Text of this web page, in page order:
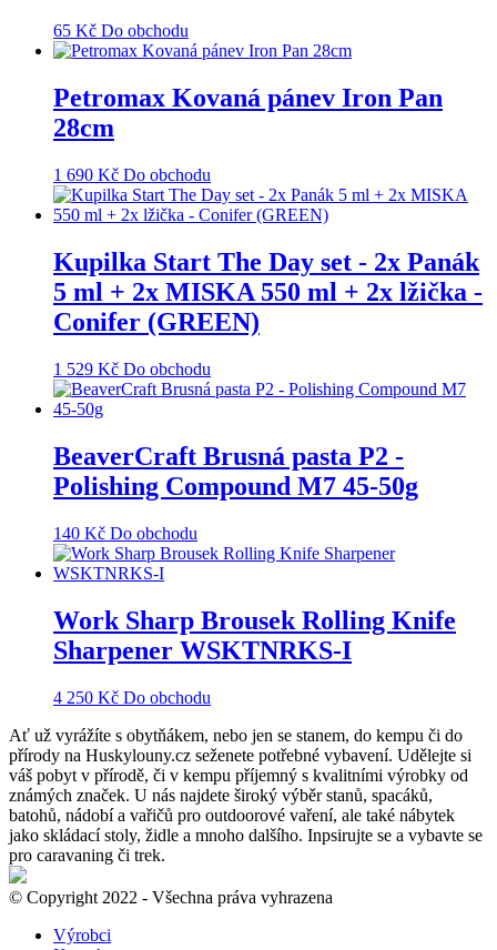
65 Kč Do obchodu
Petromax Kovaná pánev Iron Pan
28cm
1 690 Kč Do obchodu
Kupilka Start The Day set - 2x Panák
5 ml + 2x MISKA 550 ml + 2x lžička -
Conifer (GREEN)
1 529 Kč Do obchodu
BeaverCraft Brusná pasta P2 -
Polishing Compound M7 45-50g
140 Kč Do obchodu
Work Sharp Brousek Rolling Knife
Sharpener WSKTNRKS-I
4 250 Kč Do obchodu
Ať už vyrážíte s obytňákem, nebo jen se stanem, do kempu či do
přírody na Huskylouny.cz seženete potřebné vybavení. Udělejte si
váš pobyt v přírodě, či v kempu příjemný s kvalitními výrobky od
známých značek. U nás najdete široký výběr stanů, spacáků,
batohů, nádobí a vařičů pro outdoorové vaření, ale také nábytek
jako skládací stoly, židle a mnoho dalšího. Inpsirujte se a vybavte se
pro caravaning či trek.
© Copyright 2022 - Všechna práva vyhrazena
Výrobci